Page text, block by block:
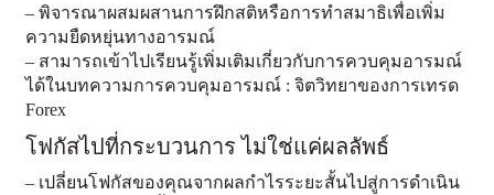
– พิจารณาผสมผสานการฝึกสติหรือการทำสมาธิเพื่อเพิ่ม
ความยืดหยุ่นทางอารมณ์
– สามารถเข้าไปเรียนรู้เพิ่มเติมเกี่ยวกับการควบคุมอารมณ์
ได้ในบทความการควบคุมอารมณ์ : จิตวิทยาของการเทรด
Forex
โฟกัสไปที่กระบวนการ ไม่ใช่แค่ผลลัพธ์
– เปลี่ยนโฟกัสของคุณจากผลกำไรระยะสั้นไปสู่การดำเนิน